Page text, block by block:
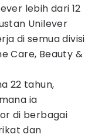
lebih dari 12
Unilever
di semua divisi
Care, Beauty &
22 tahun,
ia
di berbagai
dan